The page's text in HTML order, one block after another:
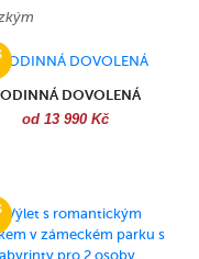
DOVOLENÁ
od 13 990 Kč